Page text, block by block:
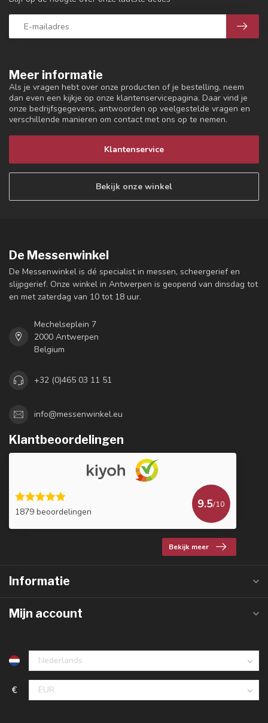
Meer informatie
Als je vragen hebt over onze producten of je bestelling, neem
dan even een kijkje op onze klantenservicepagina. Daar vind je
onze bedrijfsgegevens, antwoorden op veelgestelde vragen en
verschillende manieren om contact met ons op te nemen.
Klantenservice
Bekijk onze winkel
De Messenwinkel
De Messenwinkel is dé specialist in messen, scheergerief en
slijpgerief. Onze winkel in Antwerpen is geopend van dinsdag tot
en met zaterdag van 10 tot 18 uur.
Mechelseplein 7
2000 Antwerpen
Belgium
+32 (0)465 03 11 51
info@messenwinkel.eu
Klantbeoordelingen
1879 beoordelingen
9.5/10
Bekijk meer
Informatie
Mijn account
€